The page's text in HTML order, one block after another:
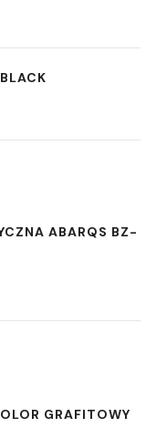
ABARQS BZ-
GRAFITOWY